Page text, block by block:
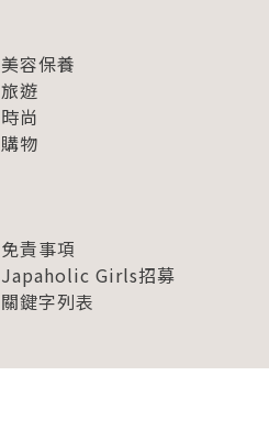
美容保養
旅遊
時尚
購物
免責事項
Japaholic Girls招募
關鍵字列表